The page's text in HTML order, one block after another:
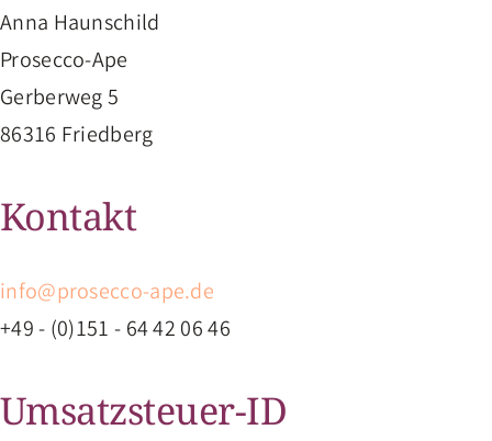
Anna Haunschild
Prosecco-Ape
Gerberweg 5
86316 Friedberg
Kontakt
info@prosecco-ape.de
+49 - (0)151 - 64 42 06 46
Umsatzsteuer-ID